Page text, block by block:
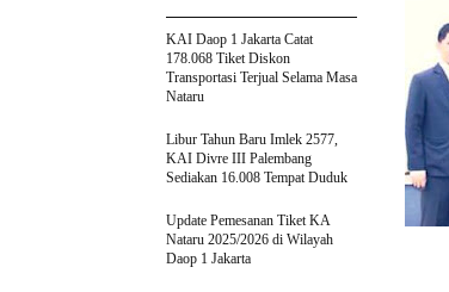
KAI Daop 1 Jakarta Catat
178.068 Tiket Diskon
Transportasi Terjual Selama Masa
Nataru
Libur Tahun Baru Imlek 2577,
KAI Divre III Palembang
Sediakan 16.008 Tempat Duduk
Update Pemesanan Tiket KA
Nataru 2025/2026 di Wilayah
Daop 1 Jakarta